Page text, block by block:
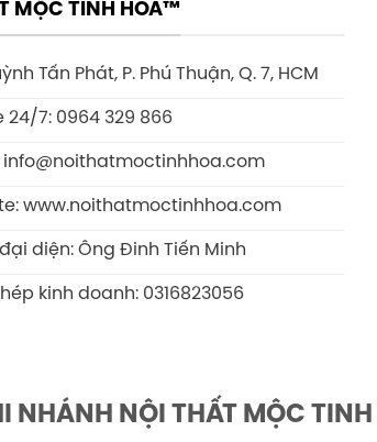
MỘC TINH HOA™
Tấn Phát, P. Phú Thuận, Q. 7, HCM
24/7: 0964 329 866
info@noithatmoctinhhoa.com
www.noithatmoctinhhoa.com
diện: Ông Đinh Tiến Minh
kinh doanh: 0316823056
NHÁNH NỘI THẤT MỘC